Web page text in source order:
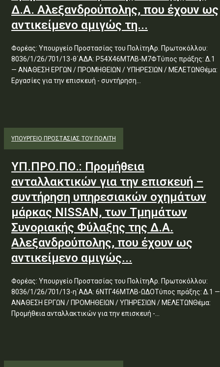
Δ.Α. Αλεξανδρούπολης, που έχουν ως
αντικείμενο αμιγώς τη...
Φορέας: Υπουργείο Προστασίας του ΠολίτηΑρ. Πρωτοκόλλου:
8036/1/26/701/13-θ΄ΑΔΑ: Ρ54Χ46ΜΤΛΒ-Μ7ΦΤύπος πράξης: Δ.1
— ΑΝΑΘΕΣΗ ΕΡΓΩΝ / ΠΡΟΜΗΘΕΙΩΝ / ΥΠΗΡΕΣΙΩΝ / ΜΕΛΕΤΩΝΘέμα:
Εργασίες για την επισκευή - συντήρηση...
ΥΠΟΥΡΓΕΊΟ ΠΡΟΣΤΑΣΊΑΣ ΤΟΥ ΠΟΛΊΤΗ
ΥΠ.ΠΡΟ.ΠΟ.: Προμήθεια
ανταλλακτικών για την επισκευή –
συντήρηση υπηρεσιακών οχημάτων
μάρκας NISSAN, των Τμημάτων
Συνοριακής Φύλαξης της Δ.Α.
Αλεξανδρούπολης, που έχουν ως
αντικείμενο αμιγώς...
Φορέας: Υπουργείο Προστασίας του ΠολίτηΑρ. Πρωτοκόλλου:
8036/1/26/701/13-η΄ΑΔΑ: 6ΝΤΓ46ΜΤΛΒ-ΩΔΟΤύπος πράξης: Δ.1 —
ΑΝΑΘΕΣΗ ΕΡΓΩΝ / ΠΡΟΜΗΘΕΙΩΝ / ΥΠΗΡΕΣΙΩΝ / ΜΕΛΕΤΩΝΘέμα:
Προμήθεια ανταλλακτικών για την επισκευή -...